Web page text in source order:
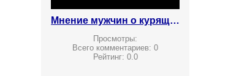
Мнение мужчин о курящих женщинах
Просмотры:
Всего комментариев:0
Рейтинг: 0.0